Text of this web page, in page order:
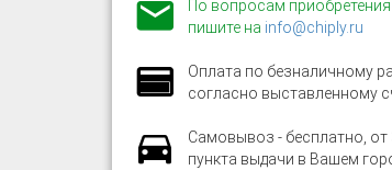
По вопросам
пишите на info@chiply.ru
Оплата по безналичному
согласно выставленному
Самовывоз - бесплатно, от
пункта выдачи в Вашем